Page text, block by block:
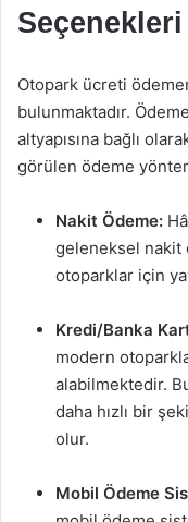
Seçenekleri
Otopark ücreti
bulunmaktadır.
altyapısına bağlı
görülen ödeme
Nakit Ödeme:
geleneksel nakit
otoparklar için
Kredi/Banka
modern
alabilmektedir.
daha hızlı bir
olur.
Mobil Ödeme